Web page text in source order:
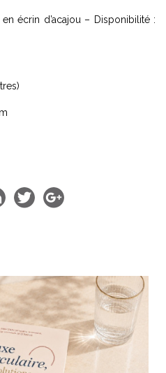
écrin d’acajou – Disponibilité :